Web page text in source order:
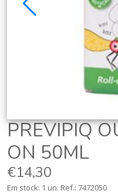
PREVIPIQ
ON 50ML
€14,30
Em stock: 1 un. Ref.: 7472050